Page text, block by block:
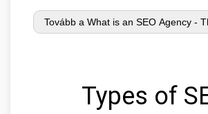
Types of